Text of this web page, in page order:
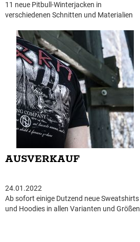
11 neue Pitbull-Winterjacken in
verschiedenen Schnitten und Materialien
AUSVERKAUF
24.01.2022
Ab sofort einige Dutzend neue Sweatshirts
und Hoodies in allen Varianten und Größen